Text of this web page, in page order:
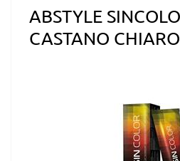
ABSTYLE
CASTANO